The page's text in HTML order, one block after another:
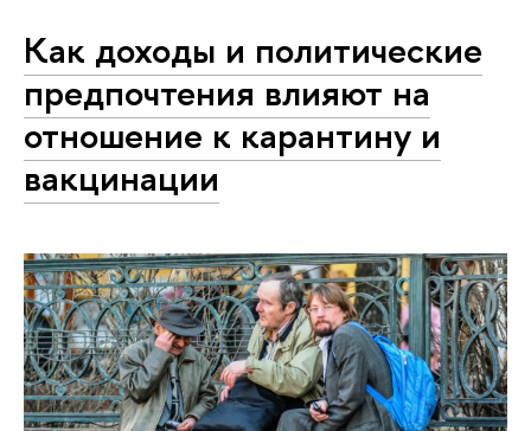
Как доходы и политические
предпочтения влияют на
отношение к карантину и
вакцинации